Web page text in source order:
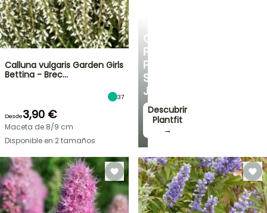
CONSEJOS
PERSONALIZADOS
PARA
SU
JARDÍN
Descubrir
Plantfit
→
Calluna vulgaris Garden Girls
Bettina - Brec…
37
Desde3,90 €
Maceta de 8/9 cm
Disponible en 2 tamaños